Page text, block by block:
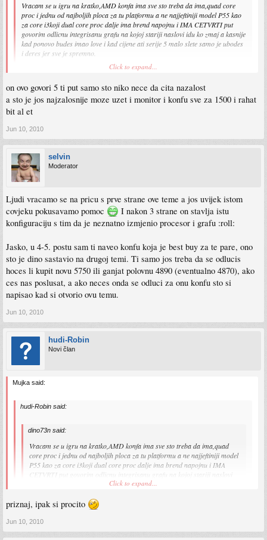
Vracam se u igru na kratko,AMD konfa ima sve sto treba da ima,quad core
proc i jednu od najboljih ploca za tu platformu a ne najjeftiniji model P55 kao
za core i3koji dual core proc dalje ima brend napojnu i IMA CETVRTI put
govorim odlicnu integrisanu grafu na kojoj stariji naslovi idu ko zmaj a kasnije
kad ponovo budes imao love i kad cijene ati serije 5 malo slete samo je ubodes
i deres jer sve je spremno.
Click to expand...
on ovo govori 5 ti put samo sto niko nece da cita nazalost
a sto je jos najzalosnije moze uzet i monitor i konfu sve za 1500 i rahat
bit al et
Jun 10, 2010
selvin
Moderator
Ljudi vracamo se na pricu s prve strane ove teme a jos uvijek istom
covjeku pokusavamo pomoc
I nakon 3 strane on stavlja istu
konfiguraciju s tim da je neznatno izmjenio procesor i grafu :roll:
Jasko, u 4-5. postu sam ti naveo konfu koja je best buy za te pare, ono
sto je dino sastavio na drugoj temi. Ti samo jos treba da se odlucis
hoces li kupit novu 5750 ili ganjat polovnu 4890 (eventualno 4870), ako
ces nas poslusat, a ako neces onda se odluci za onu konfu sto si
napisao kad si otvorio ovu temu.
Jun 10, 2010
hudi-Robin
Novi član
Mujka said:
hudi-Robin said:
dino73n said:
Vracam se u igru na kratko,AMD konfa ima sve sto treba da ima,quad
core proc i jednu od najboljih ploca za tu platformu a ne najjeftiniji model
P55 kao za core i3koji dual core proc dalje ima brend napojnu i IMA
CETVRTI put govorim odlicnu integrisanu grafu na kojoj stariji naslovi
idu ko zmaj a kasnije kad ponovo budes imao love i kad cijene ati serije 5
bravo majstore. e sad moze i onaj monitor kupit 22"
on ovo govori 5 ti put samo sto niko nece da cita nazalost
a sto je jos najzalosnije moze uzet i monitor i konfu sve za 1500 i rahat bit al et
Click to expand...
priznaj, ipak si procito
Jun 10, 2010